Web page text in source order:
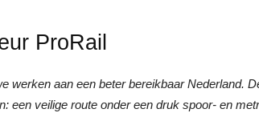
ProRail
werken aan een beter bereikbaar Nederland.
een veilige route onder een druk spoor- en